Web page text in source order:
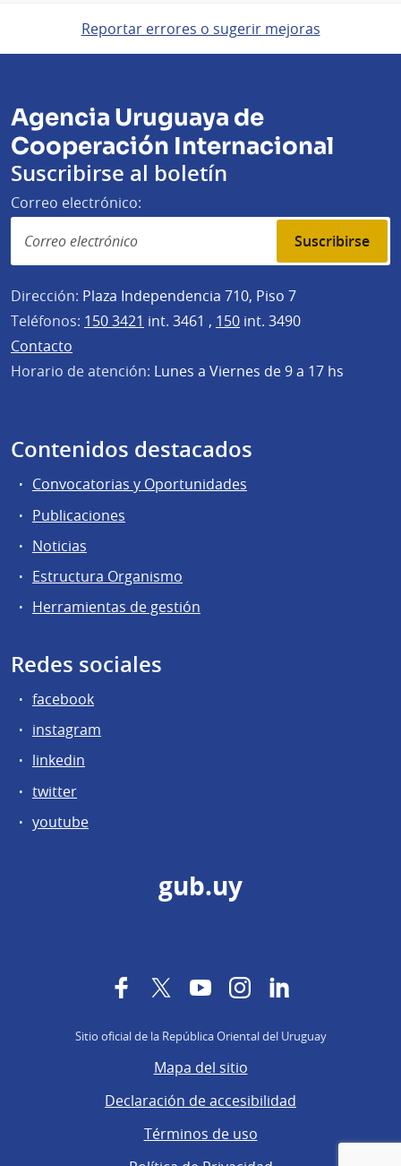
Reportar errores o sugerir mejoras
Agencia Uruguaya de
Cooperación Internacional
Suscribirse al boletín
Correo electrónico:
Suscribirse
Dirección: Plaza Independencia 710, Piso 7
Teléfonos: 150 3421 int. 3461 , 150 int. 3490
Contacto
Horario de atención: Lunes a Viernes de 9 a 17 hs
Contenidos destacados
Convocatorias y Oportunidades
Publicaciones
Noticias
Estructura Organismo
Herramientas de gestión
Redes sociales
facebook
instagram
linkedin
twitter
youtube
gub.uy
FacebookTwitterYouTubeInstagram
Sitio oficial de la República Oriental del Uruguay
Mapa del sitio
Declaración de accesibilidad
Términos de uso